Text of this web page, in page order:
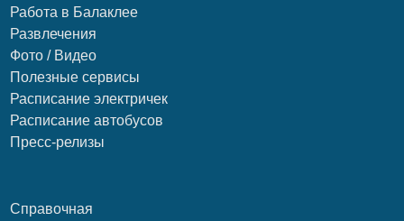
Работа в Балаклее
Развлечения
Фото / Видео
Полезные сервисы
Расписание электричек
Расписание автобусов
Пресс-релизы
Справочная